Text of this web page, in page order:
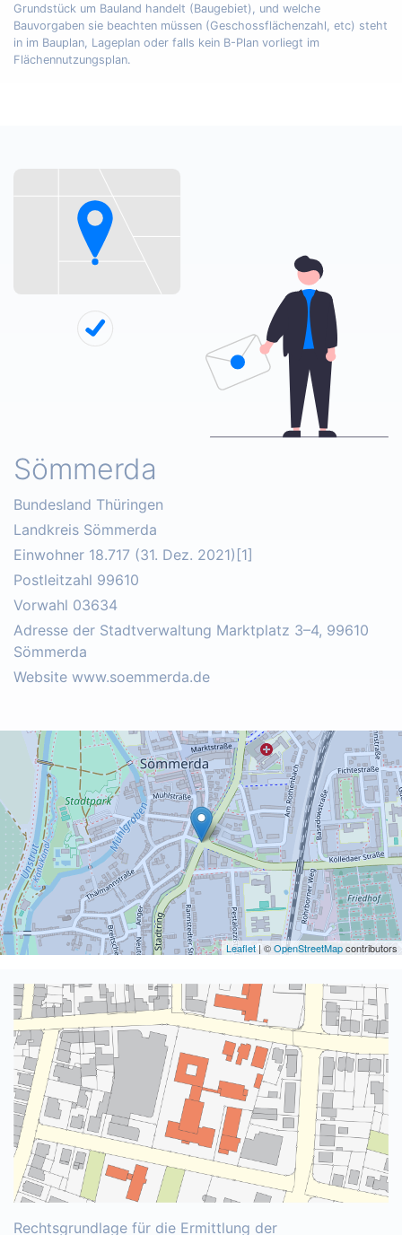
Grundstück um Bauland handelt (Baugebiet), und welche
Bauvorgaben sie beachten müssen (Geschossflächenzahl, etc) steht
in im Bauplan, Lageplan oder falls kein B-Plan vorliegt im
Flächennutzungsplan.
Sömmerda
Bundesland Thüringen
Landkreis Sömmerda
Einwohner 18.717 (31. Dez. 2021)[1]
Postleitzahl 99610
Vorwahl 03634
Adresse der Stadtverwaltung Marktplatz 3–4, 99610
Sömmerda
Website www.soemmerda.de
Leaflet | ©OpenStreetMapcontributors
Rechtsgrundlage für die Ermittlung der